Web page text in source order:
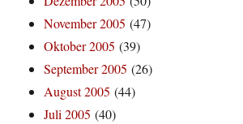
November 2005 (47)
Oktober 2005 (39)
September 2005 (26)
August 2005 (44)
Juli 2005 (40)